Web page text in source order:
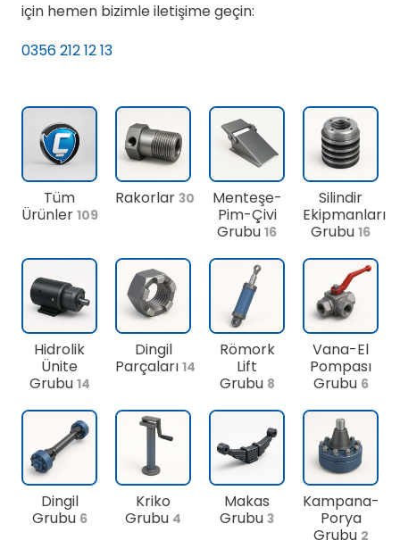
için hemen bizimle iletişime geçin:
0356 212 12 13
Tüm
Ürünler 109
Rakorlar 30
Menteşe-
Pim-Çivi
Grubu 16
Silindir
Ekipmanları
Grubu 16
Hidrolik
Ünite
Grubu 14
Dingil
Parçaları 14
Römork
Lift
Grubu 8
Vana-El
Pompası
Grubu 6
Dingil
Grubu 6
Kriko
Grubu 4
Makas
Grubu 3
Kampana-
Porya
Grubu 2